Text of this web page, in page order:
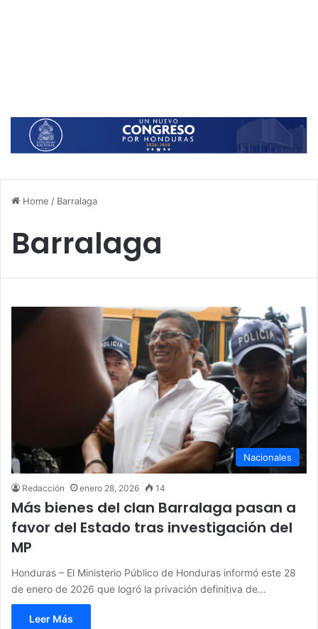
Home / Barralaga
Barralaga
Nacionales
Redacción enero 28, 2026 14
Más bienes del clan Barralaga pasan a
favor del Estado tras investigación del
MP
Honduras – El Ministerio Público de Honduras informó este 28
de enero de 2026 que logró la privación definitiva de…
Leer Más